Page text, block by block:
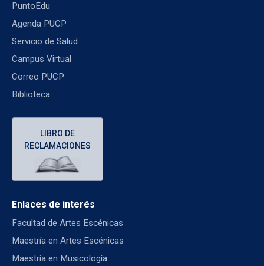
PuntoEdu
Agenda PUCP
Servicio de Salud
Campus Virtual
Correo PUCP
Biblioteca
LIBRO DE
RECLAMACIONES
Enlaces de interés
Facultad de Artes Escénicas
Maestría en Artes Escénicas
Maestría en Musicología